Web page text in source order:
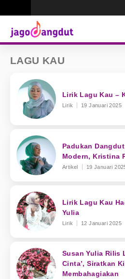
LAGU KAU
Lirik Lagu Kau –
Lirik 19 Januari 2025
Padukan
Modern, Kristina
Artikel 19 Januari
Lirik Lagu Kau
Yulia
Lirik 12 Januari 2025
Susan Yulia Rilis
Cinta’, Siratkan
Membahagiakan